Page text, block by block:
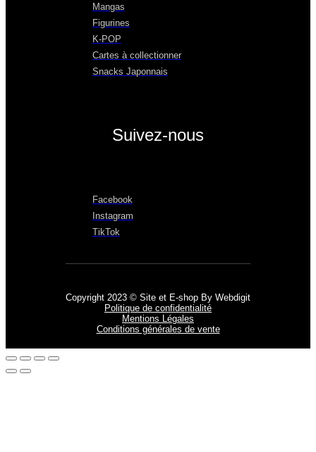
Mangas
Figurines
K-POP
Cartes à collectionner
Snacks Japonnais
Suivez-nous
Facebook
Instagram
TikTok
Copyright 2023 © Site et E-shop By Webdigit
Politique de confidentialité
Mentions Légales
Conditions générales de vente